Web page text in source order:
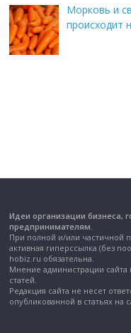
Морковь и
происходит
Идеи организации бизнеса,
предпринимателям.
При полной и/или частичной
активная гиперссылка (без
hobiz.ru обязательна.
Мнение администрации
статей.
Редакция сайта не несет
опубликованной в статьях на